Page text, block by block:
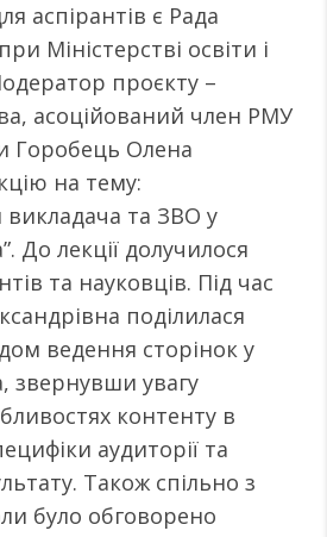
аспірантів є Рада
Міністерстві освіти і
проєкту –
асоційований член РМУ
Горобець Олена
на тему:
викладача та ЗВО у
До лекції долучилося
та науковців. Під час
поділилася
ведення сторінок у
звернувши увагу
контенту в
аудиторії та
Також спільно з
було обговорено